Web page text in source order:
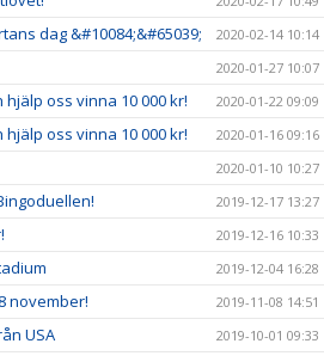
dag &#10084;&#65039; 2020-02-14 10:14
2020-01-27 10:07
hjälp oss vinna 10 000 kr! 2020-01-22 09:09
hjälp oss vinna 10 000 kr! 2020-01-16 09:16
2020-01-10 10:27
2019-12-17 13:27
2019-12-16 10:33
2019-12-04 16:28
november! 2019-11-08 14:51
USA 2019-10-01 09:33